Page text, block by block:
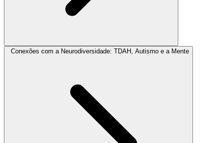
Conexões com a Neurodiversidade: TDAH, Autismo e a Mente